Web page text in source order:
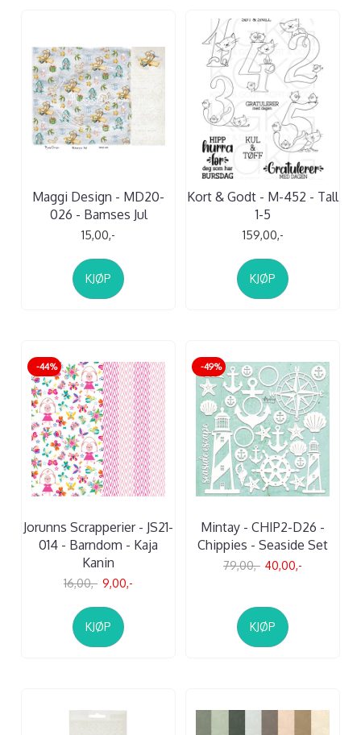
Maggi Design - MD20-
026 - Bamses Jul
15,00,-
KJØP
Kort & Godt - M-452 - Tall
1-5
159,00,-
KJØP
-44%
Jorunns Scrapperier - JS21-
014 - Barndom - Kaja
Kanin
16,00,- 9,00,-
KJØP
-49%
Mintay - CHIP2-D26 -
Chippies - Seaside Set
79,00,- 40,00,-
KJØP